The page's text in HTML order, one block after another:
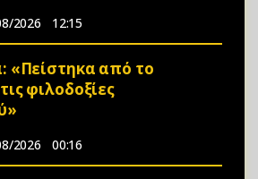
2026 12:15
«Πείστηκα από το
φιλοδοξίες
2026 00:16